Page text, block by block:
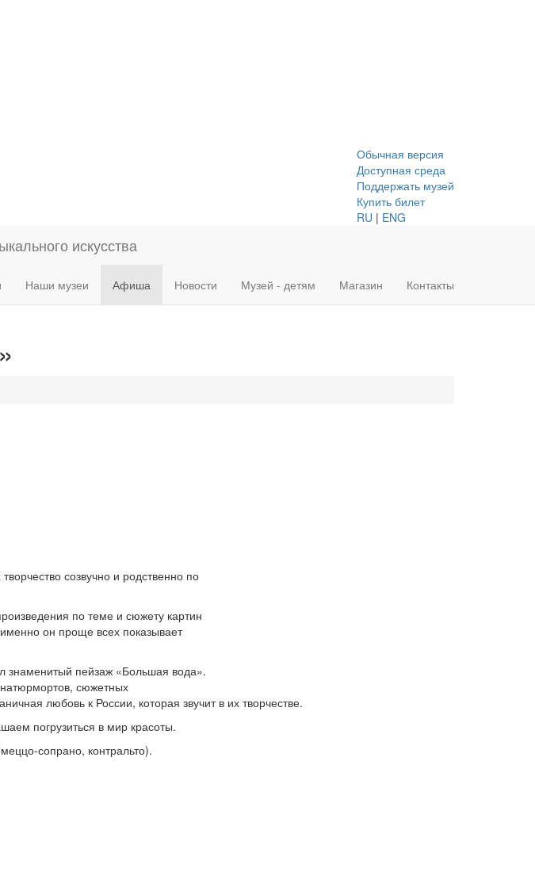
Обычная версия
Доступная среда
Поддержать музей
Купить билет
RU | ENG
Наши музеи Афиша Новости Музей - детям Магазин Контакты
созвучно и родственно по
по теме и сюжету картин
он проще всех показывает
знаменитый пейзаж «Большая вода».
сюжетных
любовь к России, которая звучит в их творчестве.
погрузиться в мир красоты.
сопрано, контральто).